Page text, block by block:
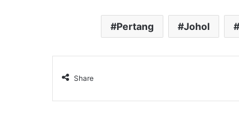
Pertang Johol
Share